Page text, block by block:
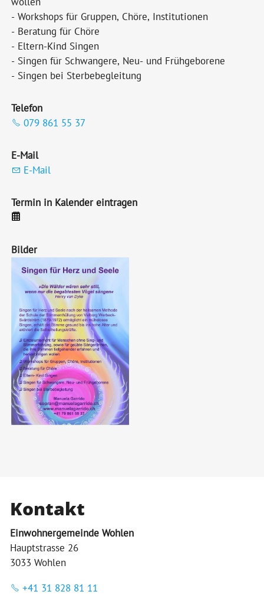
- Workshops für Gruppen, Chöre, Institutionen
- Beratung für Chöre
- Eltern-Kind Singen
- Singen für Schwangere, Neu- und Frühgeborene
- Singen bei Sterbebegleitung
Telefon
079 861 55 37
E-Mail
E-Mail
Termin in Kalender eintragen
Bilder
Kontakt
Einwohnergemeinde Wohlen
Hauptstrasse 26
3033 Wohlen
+41 31 828 81 11